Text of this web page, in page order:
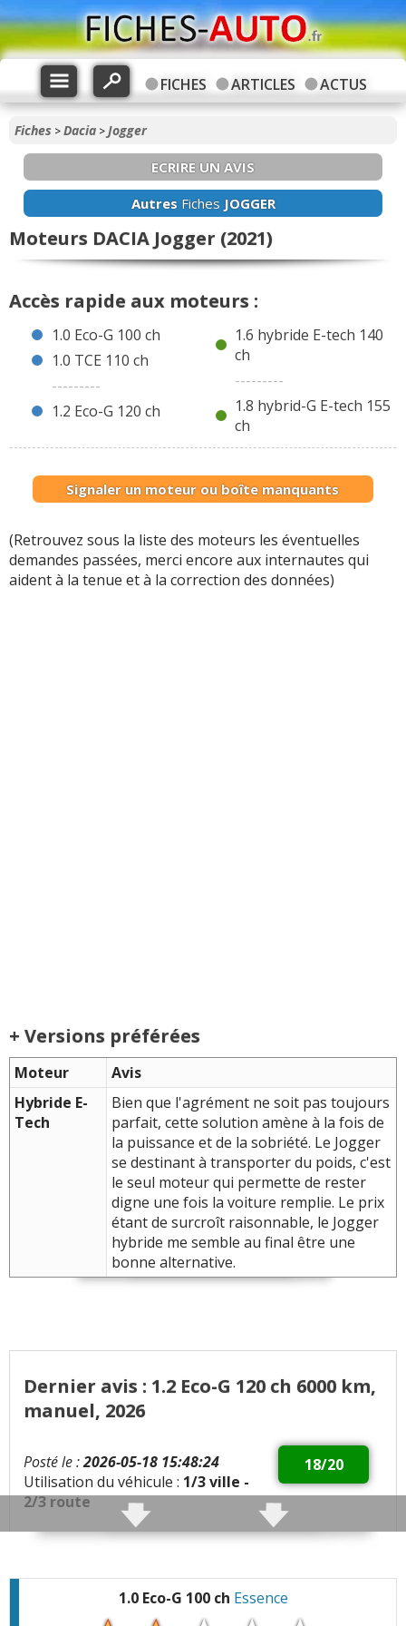
FICHES ARTICLES ACTUS
Fiches >Dacia >Jogger
ECRIRE UN AVIS
AutresFiches JOGGER
Moteurs DACIA Jogger (2021)
Accès rapide aux moteurs :
1.0 Eco-G 100 ch
1.0 TCE 110 ch
---------
1.2 Eco-G 120 ch
1.6 hybride E-tech 140
ch
---------
1.8 hybrid-G E-tech 155
ch
Signaler un moteur ou boîte manquants
(Retrouvez sous la liste des moteurs les éventuelles
demandes passées, merci encore aux internautes qui
aident à la tenue et à la correction des données)
+ Versions préférées
Moteur
Avis
Hybride E-
Tech
Bien que l'agrément ne soit pas toujours
parfait, cette solution amène à la fois de
la puissance et de la sobriété. Le Jogger
se destinant à transporter du poids, c'est
le seul moteur qui permette de rester
digne une fois la voiture remplie. Le prix
étant de surcroît raisonnable, le Jogger
hybride me semble au final être une
bonne alternative.
Dernier avis : 1.2 Eco-G 120 ch 6000 km,
manuel, 2026
18/20
Posté le :2026-05-18 15:48:24
Utilisation du véhicule : 1/3 ville -
2/3 route
Réservoir GPL plus grand que la version <2026
GPL vu le prix de l'essence
1.0 Eco-G 100 ch Essence